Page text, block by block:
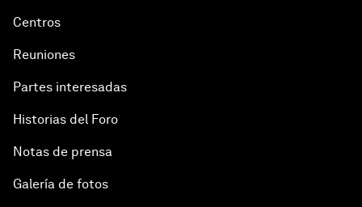
Centros
Reuniones
Partes interesadas
Historias del Foro
Notas de prensa
Galería de fotos